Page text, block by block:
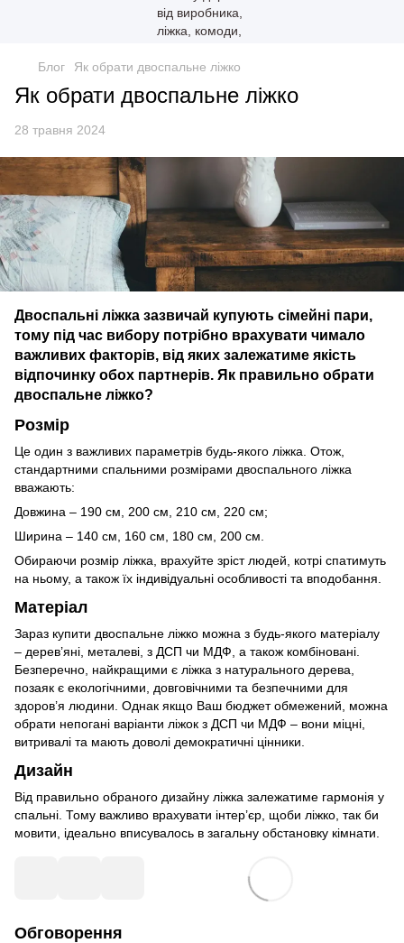
Блог Як обрати двоспальне ліжко
Як обрати двоспальне ліжко
28 травня 2024
Двоспальні ліжка зазвичай купують сімейні пари,
тому під час вибору потрібно врахувати чимало
важливих факторів, від яких залежатиме якість
відпочинку обох партнерів. Як правильно обрати
двоспальне ліжко?
Розмір
Це один з важливих параметрів будь-якого ліжка. Отож,
стандартними спальними розмірами двоспального ліжка
вважають:
Довжина – 190 см, 200 см, 210 см, 220 см;
Ширина – 140 см, 160 см, 180 см, 200 см.
Обираючи розмір ліжка, врахуйте зріст людей, котрі спатимуть
на ньому, а також їх індивідуальні особливості та вподобання.
Матеріал
Зараз купити двоспальне ліжко можна з будь-якого матеріалу
– дерев’яні, металеві, з ДСП чи МДФ, а також комбіновані.
Безперечно, найкращими є ліжка з натурального дерева,
позаяк є екологічними, довговічними та безпечними для
здоров’я людини. Однак якщо Ваш бюджет обмежений, можна
обрати непогані варіанти ліжок з ДСП чи МДФ – вони міцні,
витривалі та мають доволі демократичні цінники.
Дизайн
Від правильно обраного дизайну ліжка залежатиме гармонія у
спальні. Тому важливо врахувати інтер’єр, щоби ліжко, так би
мовити, ідеально вписувалось в загальну обстановку кімнати.
Обговорення